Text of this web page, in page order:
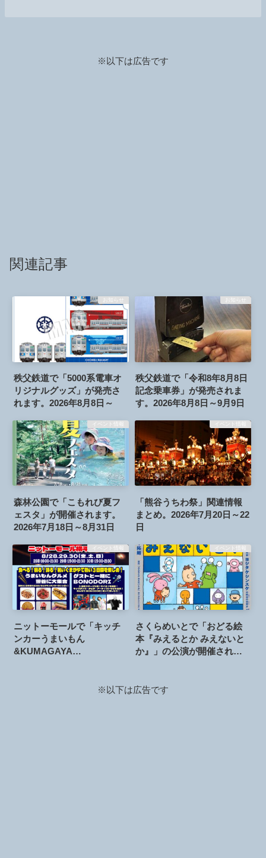
※以下は広告です
関連記事
お知らせ
秩父鉄道で「5000系電車オ
リジナルグッズ」が発売さ
れます。2026年8月8日～
お知らせ
秩父鉄道で「令和8年8月8日
記念乗車券」が発売されま
す。2026年8月8日～9月9日
イベント情報
森林公園で「こもれび夏フ
ェスタ」が開催されます。
2026年7月18日～8月31日
イベント情報
「熊谷うちわ祭」関連情報
まとめ。2026年7月20日～22
日
イベント情報
ニットーモールで「キッチ
ンカーうまいもん
&KUMAGAYA
イベント情報
さくらめいとで「おどる絵
本『みえるとか みえないと
か』」の公演が開催されま
※以下は広告です